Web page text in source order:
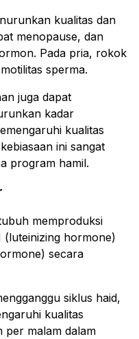
kualitas dan
menopause, dan
Pada pria, rokok
sperma.
juga dapat
kadar
kualitas
ini sangat
program hamil.
memproduksi
hormone)
secara
siklus haid,
kualitas
per malam dalam